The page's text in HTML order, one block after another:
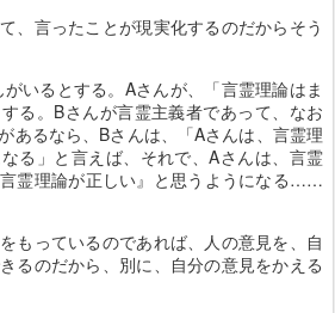
、言ったことが現実化するのだからそう
いるとする。Aさんが、「言霊理論はま
る。Bさんが言霊主義者であって、なお
あるなら、Bさんは、「Aさんは、言霊理
る」と言えば、それで、Aさんは、言霊
霊理論が正しい』と思うようになる……
もっているのであれば、人の意見を、自
るのだから、別に、自分の意見をかえる